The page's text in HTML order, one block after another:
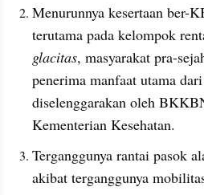
Menurunnya kesertaan ber-
glacitas, masyarakat pra-
penerima manfaat utama
diselenggarakan oleh
Kementerian Kesehatan.
Terganggunya rantai pasok
akibat terganggunya